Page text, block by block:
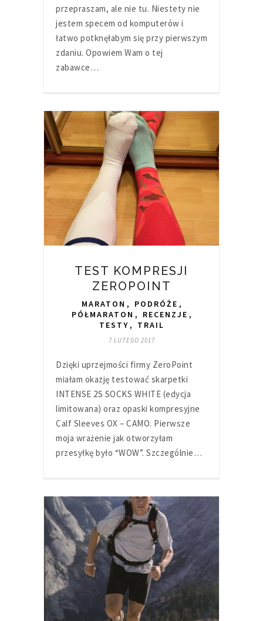
przepraszam, ale nie tu. Niestety nie
jestem specem od komputerów i
łatwo potknęłabym się przy pierwszym
zdaniu. Opowiem Wam o tej
zabawce…
TEST KOMPRESJI
ZEROPOINT
MARATON , PODRÓŻE ,
PÓŁMARATON , RECENZJE ,
TESTY, TRAIL
7 LUTEGO 2017
Dzięki uprzejmości firmy ZeroPoint
miałam okazję testować skarpetki
INTENSE 2S SOCKS WHITE (edycja
limitowana) oraz opaski kompresyjne
Calf Sleeves OX – CAMO. Pierwsze
moja wrażenie jak otworzyłam
przesyłkę było “WOW”. Szczególnie…